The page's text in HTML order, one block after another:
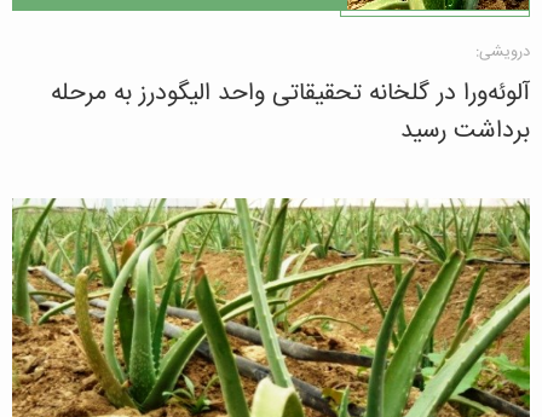
درویشی:
آلوئه‌ورا در گلخانه تحقیقاتی واحد الیگودرز به مرحله
برداشت رسید